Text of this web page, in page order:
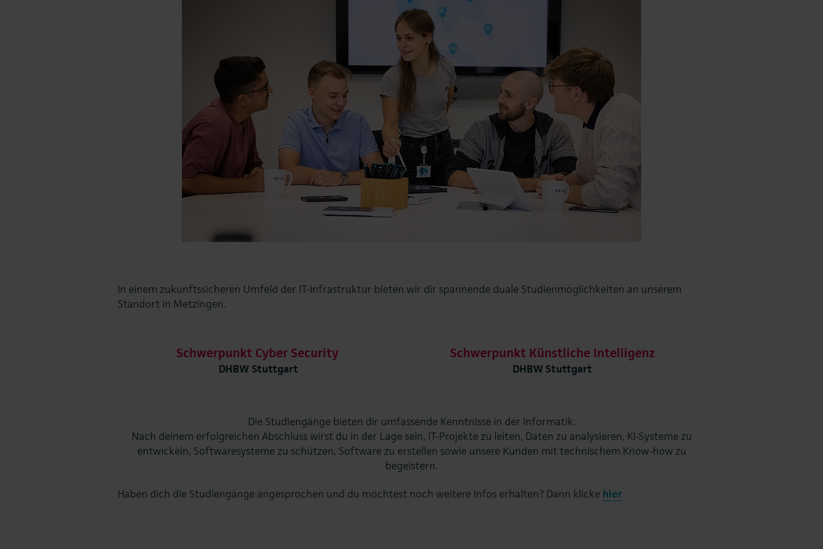
In einem zukunftssicheren Umfeld der IT-Infrastruktur bieten wir dir spannende duale Studienmöglichkeiten an unserem
Standort in Metzingen.
Schwerpunkt Cyber Security
DHBW Stuttgart
Schwerpunkt Künstliche Intelligenz
DHBW Stuttgart
Die Studiengänge bieten dir umfassende Kenntnisse in der Informatik.
Nach deinem erfolgreichen Abschluss wirst du in der Lage sein, IT-Projekte zu leiten, Daten zu analysieren, KI-Systeme zu
entwickeln, Softwaresysteme zu schützen, Software zu erstellen sowie unsere Kunden mit technischem Know-how zu
begeistern.
Haben dich die Studiengänge angesprochen und du möchtest noch weitere Infos erhalten? Dann klicke hier